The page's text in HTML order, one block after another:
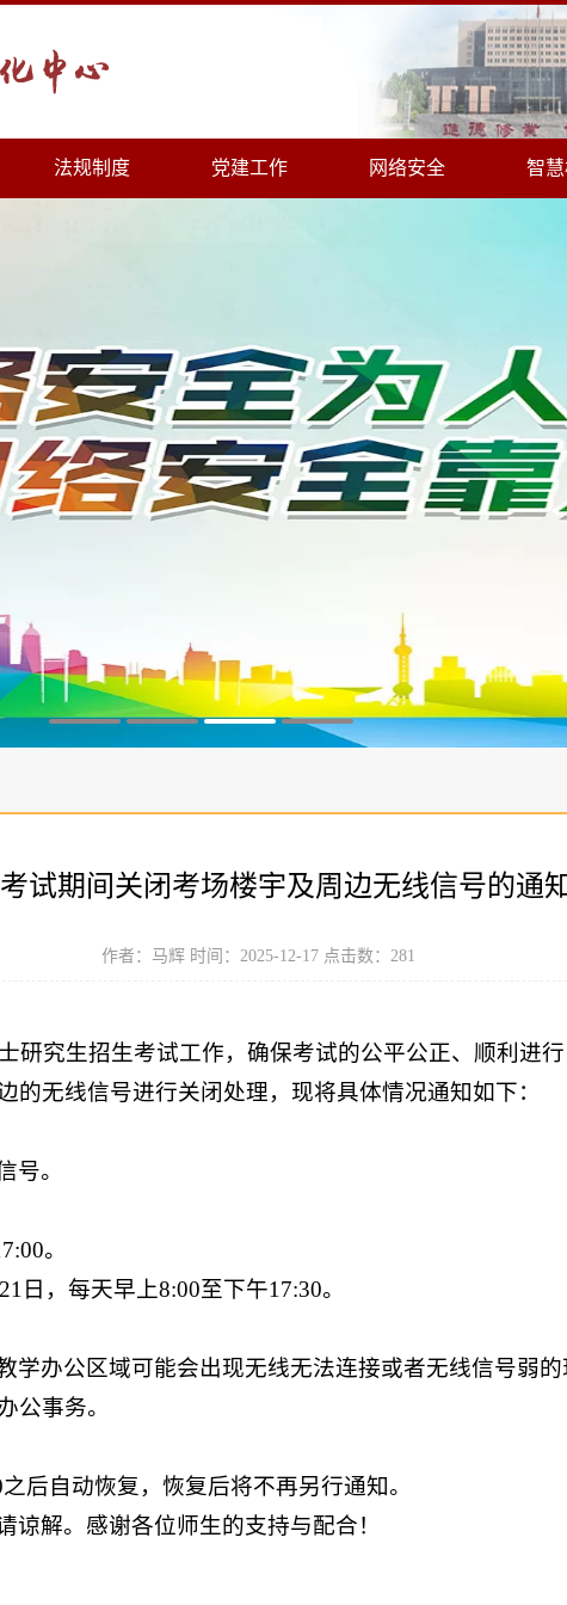
法规制度 党建工作 网络安全 智慧
试期间关闭考场楼宇及周边无线信号的通知
作者：马辉 时间：2025-12-17 点击数： 281
研究生招生考试工作，确保考试的公平公正、顺利进
的无线信号进行关闭处理，现将具体情况通知如下：
号。
:00。
日，每天早上8:00至下午17:30。
学办公区域可能会出现无线无法连接或者无线信号弱
公事务。
后自动恢复，恢复后将不再另行通知。
谅解。感谢各位师生的支持与配合！